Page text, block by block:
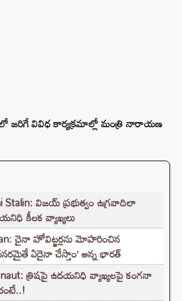
జరిగే వివిధ కార్యక్రమాల్లో మంత్రి నారాయణ
Stalin: విజయ్ ప్రభుత్వం ఉగ్రవాదిలా
కీలక వ్యాఖ్యలు
చైనా హోవిట్జర్లను మోహరించిన
ఏదైనా చేస్తాం’ అన్న భారత్
త్రిషపై ఉదయనిధి వ్యాఖ్యలపై కంగనా